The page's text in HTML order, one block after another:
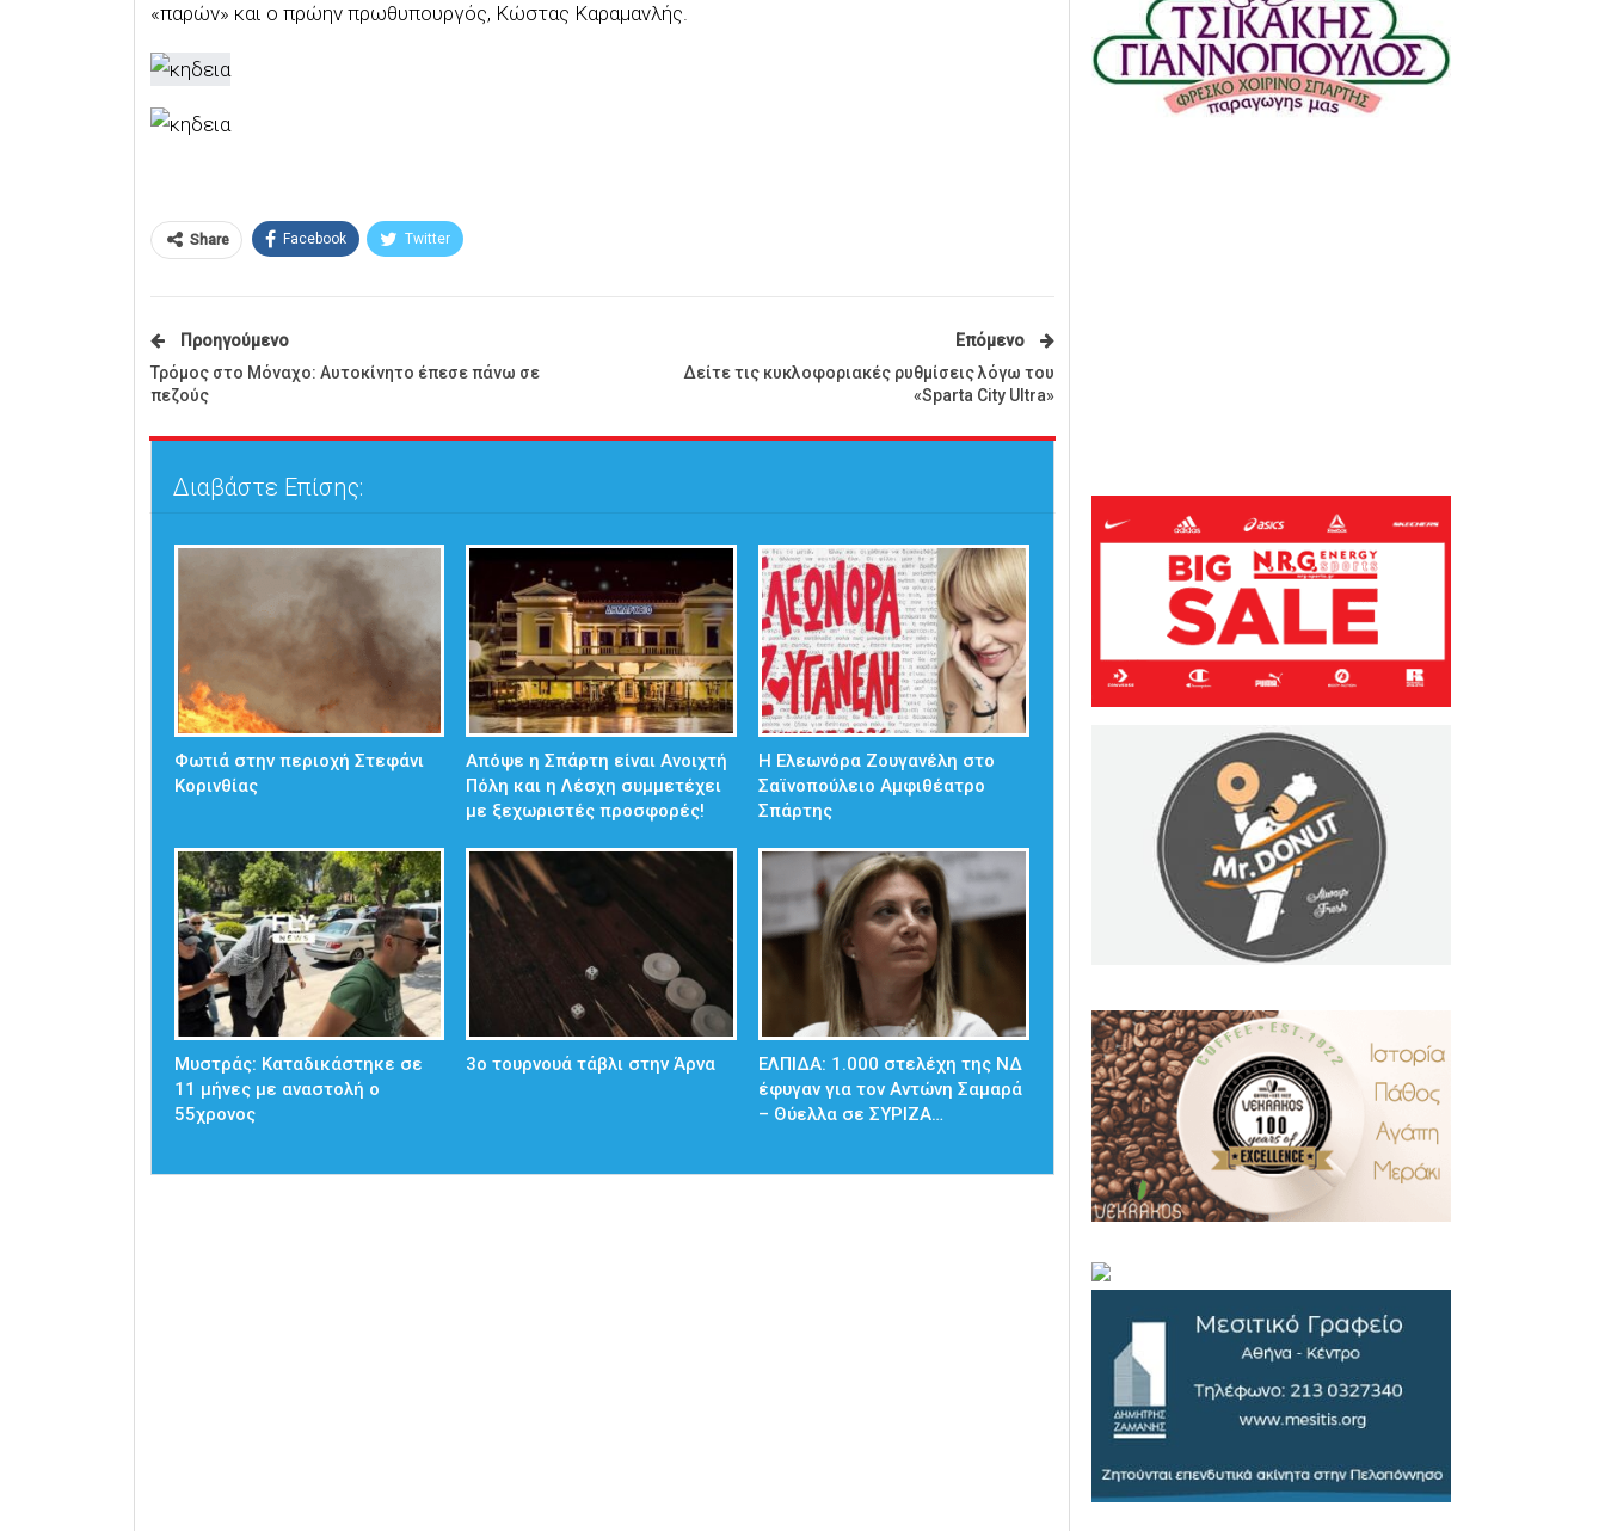
«παρών» και ο πρώην πρωθυπουργός, Κώστας Καραμανλής.
Share Facebook Twitter
Προηγούμενο
Τρόμος στο Μόναχο: Αυτοκίνητο έπεσε πάνω σε
πεζούς
Επόμενο
Δείτε τις κυκλοφοριακές ρυθμίσεις λόγω του
«Sparta City Ultra»
Διαβάστε Επίσης:
Φωτιά στην περιοχή Στεφάνι
Κορινθίας
Απόψε η Σπάρτη είναι Ανοιχτή
Πόλη και η Λέσχη συμμετέχει
με ξεχωριστές προσφορές!
Η Ελεωνόρα Ζουγανέλη στο
Σαϊνοπούλειο Αμφιθέατρο
Σπάρτης
Μυστράς: Καταδικάστηκε σε
11 μήνες με αναστολή ο
55χρονος
3ο τουρνουά τάβλι στην Άρνα
ΕΛΠΙΔΑ: 1.000 στελέχη της ΝΔ
έφυγαν για τον Αντώνη Σαμαρά
– Θύελλα σε ΣΥΡΙΖΑ…